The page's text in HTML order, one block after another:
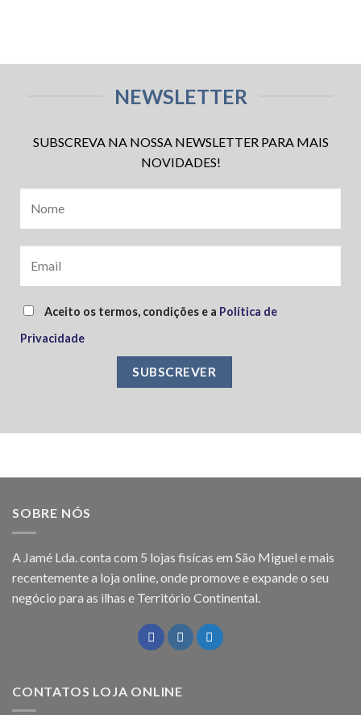
NEWSLETTER
SUBSCREVA NA NOSSA NEWSLETTER PARA MAIS
NOVIDADES!
Aceito os termos, condições e a Política de
Privacidade
SOBRE NÓS
A Jamé Lda. conta com 5 lojas fisícas em São Miguel e mais
recentemente a loja online, onde promove e expande o seu
negócio para as ilhas e Território Continental.
CONTATOS LOJA ONLINE